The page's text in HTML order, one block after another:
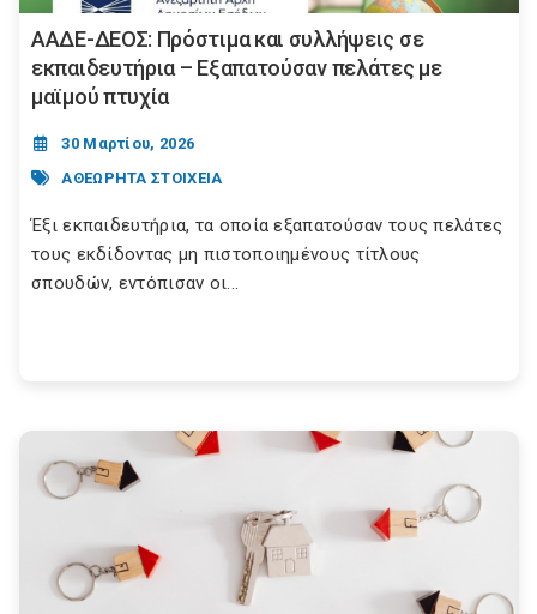
ΑΑΔΕ-ΔΕΟΣ: Πρόστιμα και συλλήψεις σε
εκπαιδευτήρια – Εξαπατούσαν πελάτες με
μαϊμού πτυχία
30 Μαρτίου, 2026
ΑΘΕΩΡΗΤΑ ΣΤΟΙΧΕΙΑ
Έξι εκπαιδευτήρια, τα οποία εξαπατούσαν τους πελάτες
τους εκδίδοντας μη πιστοποιημένους τίτλους
σπουδών, εντόπισαν οι...